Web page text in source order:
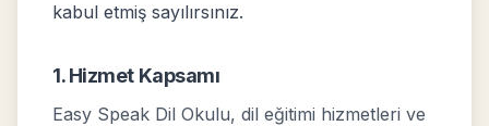
kabul etmiş sayılırsınız.
1. Hizmet Kapsamı
Easy Speak Dil Okulu, dil eğitimi hizmetleri ve